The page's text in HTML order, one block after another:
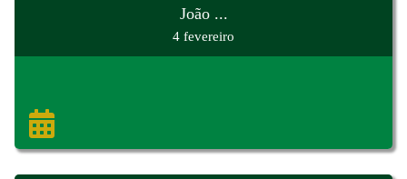
João ...
4 fevereiro